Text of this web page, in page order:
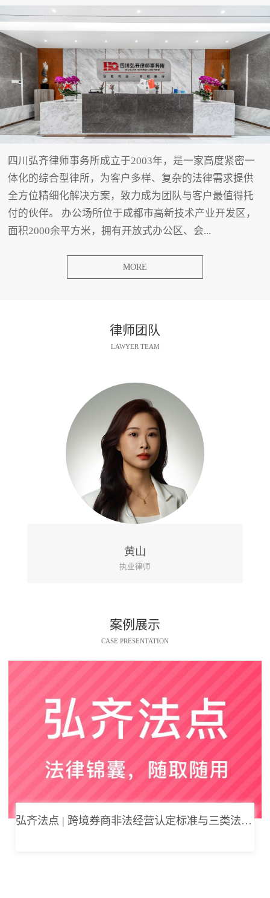
四川弘齐律师事务所成立于2003年，是一家高度紧密一
体化的综合型律所，为客户多样、复杂的法律需求提供
全方位精细化解决方案，致力成为团队与客户最值得托
付的伙伴。 办公场所位于成都市高新技术产业开发区，
面积2000余平方米，拥有开放式办公区、会...
MORE
律师团队
LAWYER TEAM
黄山
执业律师
案例展示
CASE PRESENTATION
弘齐法点 | 跨境券商非法经营认定标准与三类法律风险边界